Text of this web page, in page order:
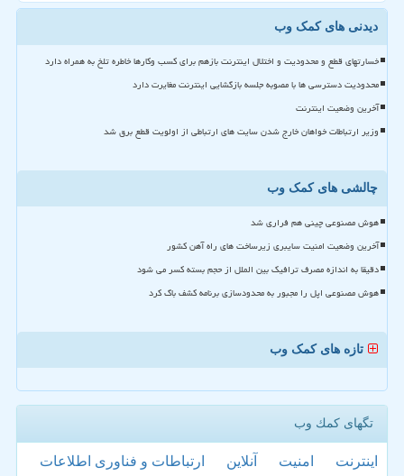
دیدنی های کمک وب
خسارتهای قطع و محدودیت و اختلال اینترنت بازهم برای کسب وکارها خاطره تلخ به همراه دارد
محدودیت دسترسی ها با مصوبه جلسه بازگشایی اینترنت مغایرت دارد
آخرین وضعیت اینترنت
وزیر ارتباطات خواهان خارج شدن سایت های ارتباطی از اولویت قطع برق شد
چالشی های کمک وب
هوش مصنوعی چینی هم فراری شد
آخرین وضعیت امنیت سایبری زیرساخت های راه آهن کشور
دقیقا به اندازه مصرف ترافیک بین الملل از حجم بسته کسر می شود
هوش مصنوعی اپل را مجبور به محدودسازی برنامه کشف باگ کرد
تازه های کمک وب
تگهای كمك وب
اینترنت امنیت آنلاین ارتباطات و فناوری اطلاعات